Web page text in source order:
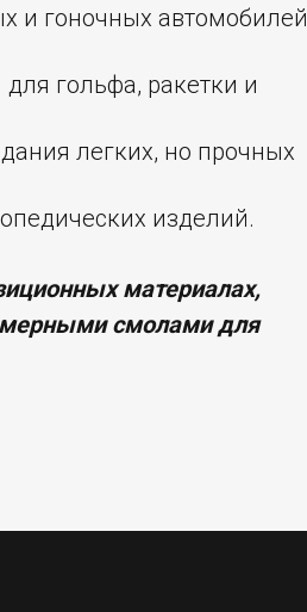
и гоночных автомобилей
гольфа, ракетки и
легких, но прочных
изделий.
материалах,
смолами для